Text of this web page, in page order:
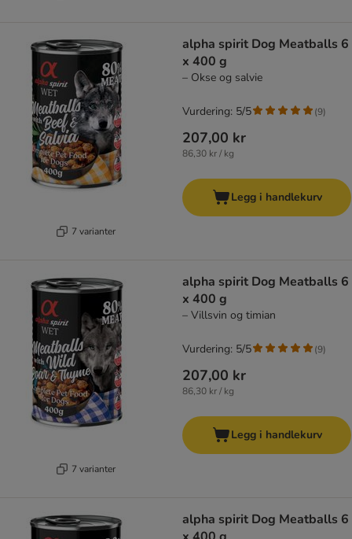
7 varianter
alpha spirit Dog Meatballs 6
x 400 g
– Okse og salvie
207,00 kr
86,30 kr / kg
Vurdering: 5/5 (9)
Legg i handlekurv
7 varianter
alpha spirit Dog Meatballs 6
x 400 g
– Villsvin og timian
207,00 kr
86,30 kr / kg
Vurdering: 5/5 (9)
Legg i handlekurv
alpha spirit Dog Meatballs 6